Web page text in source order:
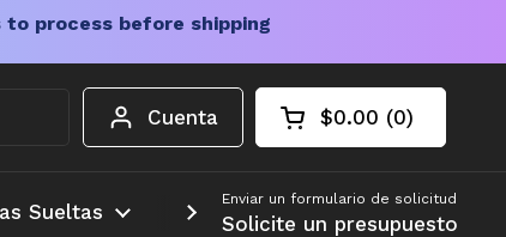
process before shipping
Cuenta Carrito abierto
Total de la cesta:
$0.00 0
productos en su
Sueltas Más
Enviar un formulario de solicitud
Solicite un presupuesto